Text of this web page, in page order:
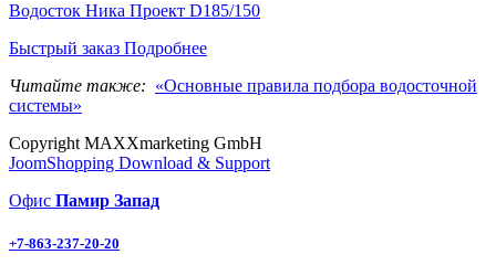
Водосток Ника Проект D185/150
Быстрый заказ Подробнее
Читайте также: «Основные правила подбора водосточной
системы»
Copyright MAXXmarketing GmbH
JoomShopping Download & Support
Офис Памир Запад
+7-863-237-20-20